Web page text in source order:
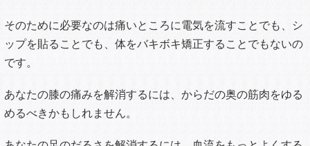
そのために必要なのは痛いところに電気を流すことでも、シ
ップを貼ることでも、体をバキボキ矯正することでもないの
です。
あなたの膝の痛みを解消するには、からだの奥の筋肉をゆる
めるべきかもしれません。